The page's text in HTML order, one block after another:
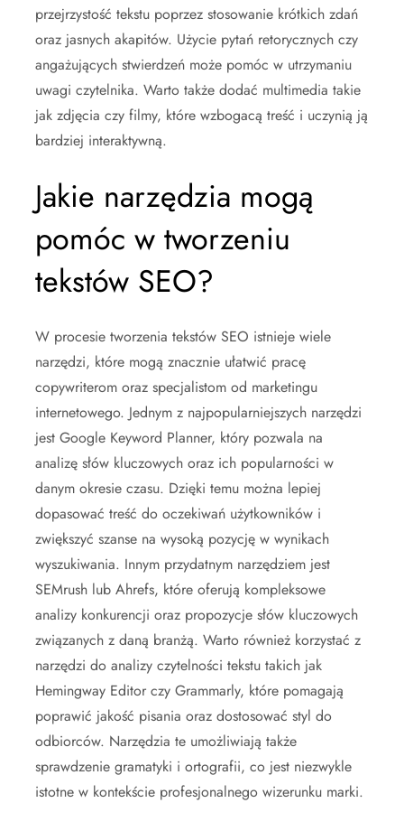
przejrzystość tekstu poprzez stosowanie krótkich zdań
oraz jasnych akapitów. Użycie pytań retorycznych czy
angażujących stwierdzeń może pomóc w utrzymaniu
uwagi czytelnika. Warto także dodać multimedia takie
jak zdjęcia czy filmy, które wzbogacą treść i uczynią ją
bardziej interaktywną.
Jakie narzędzia mogą
pomóc w tworzeniu
tekstów SEO?
W procesie tworzenia tekstów SEO istnieje wiele
narzędzi, które mogą znacznie ułatwić pracę
copywriterom oraz specjalistom od marketingu
internetowego. Jednym z najpopularniejszych narzędzi
jest Google Keyword Planner, który pozwala na
analizę słów kluczowych oraz ich popularności w
danym okresie czasu. Dzięki temu można lepiej
dopasować treść do oczekiwań użytkowników i
zwiększyć szanse na wysoką pozycję w wynikach
wyszukiwania. Innym przydatnym narzędziem jest
SEMrush lub Ahrefs, które oferują kompleksowe
analizy konkurencji oraz propozycje słów kluczowych
związanych z daną branżą. Warto również korzystać z
narzędzi do analizy czytelności tekstu takich jak
Hemingway Editor czy Grammarly, które pomagają
poprawić jakość pisania oraz dostosować styl do
odbiorców. Narzędzia te umożliwiają także
sprawdzenie gramatyki i ortografii, co jest niezwykle
istotne w kontekście profesjonalnego wizerunku marki.